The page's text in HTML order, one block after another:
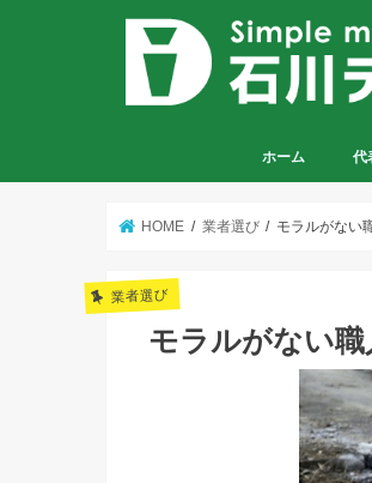
ホーム 代
HOME 業者選び モラルがない
業者選び
モラルがない職